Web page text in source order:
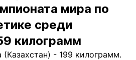
мира по
среди
килограмм
(Казахстан) - 199 килограмм.